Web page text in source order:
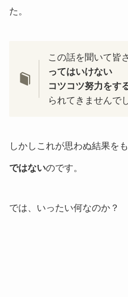
た。
この話を聞いて皆
ってはいけない
コツコツ努力をす
られてきませんで
しかしこれが思わぬ結果を
ではないのです。
では、いったい何なのか？